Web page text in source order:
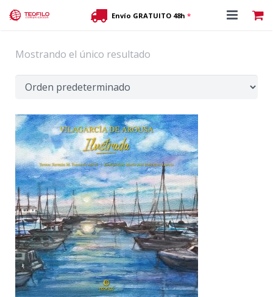
Envío GRATUITO 48h *
JACOBSLAND
Mostrando el único resultado